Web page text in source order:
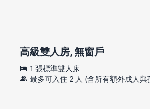
高級雙人房, 無窗戶
1 張標準雙人床
最多可入住 2 人 (含所有額外成人與